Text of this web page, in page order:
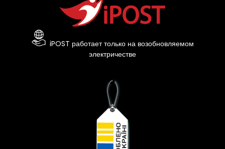
iPOST работает только на возобновляемом
электричестве